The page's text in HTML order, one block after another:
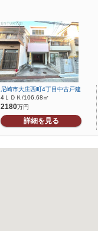
尼崎市大庄西町4丁目中古戸建
4ＬＤＫ/106.68㎡
2180万円
詳細を見る